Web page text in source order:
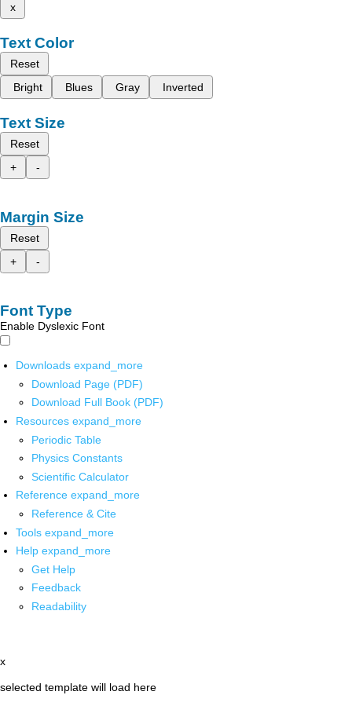
x
Text Color
Reset
Bright
Blues Gray Inverted
Text Size
Reset
+
-
Margin Size
Reset
+
-
Font Type
Enable Dyslexic Font
Downloads expand_more
Download Page (PDF)
Download Full Book (PDF)
Resources expand_more
Periodic Table
Physics Constants
Scientific Calculator
Reference expand_more
Reference & Cite
Tools expand_more
Help expand_more
Get Help
Feedback
Readability
x
selected template will load here